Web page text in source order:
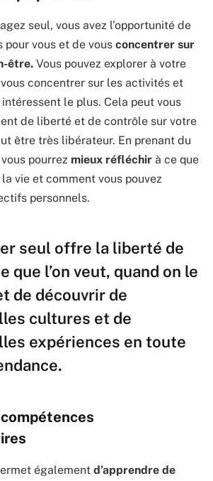
seul, vous avez l’opportunité de
pour vous et de vous concentrer sur
être. Vous pouvez explorer à votre
concentrer sur les activités et
le plus. Cela peut vous
de liberté et de contrôle sur votre
être très libérateur. En prenant du
pourrez mieux réfléchir à ce que
vie et comment vous pouvez
personnels.
seul offre la liberté de
que l’on veut, quand on le
de découvrir de
cultures et de
expériences en toute
également d’apprendre de